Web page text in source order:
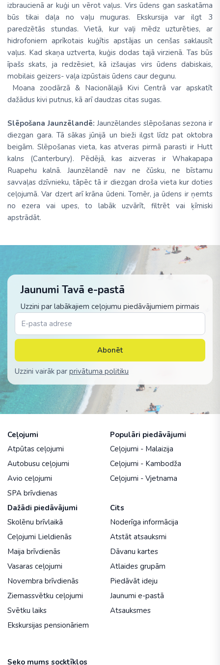
izbraucienā ar kuģi un vērot vaļus. Virs ūdens gan saskatāma
būs tikai daļa no vaļu muguras. Ekskursija var ilgt 3
paredzētās stundas. Vietā, kur vaļi mēdz uzturēties, ar
hidrofoniem aprīkotais kuģītis apstājas un cenšas saklausīt
vaļus. Kad skaņa uztverta, kuģis dodas tajā virzienā. Tas būs
īpašs skats, ja redzēsiet, kā izšaujas virs ūdens dabiskais,
mobilais geizers- vaļa izpūstais ūdens caur degunu.
Moana zoodārzā & Nacionālajā Kivi Centrā var apskatīt
dažādus kivi putnus, kā arī daudzas citas sugas.
Slēpošana Jaunzēlandē:Jaunzēlandes slēpošanas sezona ir
diezgan gara. Tā sākas jūnijā un bieži ilgst līdz pat oktobra
beigām. Slēpošanas vieta, kas atveras pirmā parasti ir Hutt
kalns (Canterbury). Pēdējā, kas aizveras ir Whakapapa
Ruapehu kalnā. Jaunzēlandē nav ne čūsku, ne bīstamu
savvaļas dzīvnieku, tāpēc tā ir diezgan droša vieta kur doties
ceļojumā. Var dzert arī krāna ūdeni. Tomēr, ja ūdens ir ņemts
no ezera vai upes, to labāk uzvārīt, filtrēt vai ķīmiski
apstrādāt.
Jaunumi Tavā e-pastā
Uzzini par labākajiem ceļojumu piedāvājumiem pirmais
Abonēt
Uzzini vairāk par privātuma politiku
Ceļojumi
Atpūtas ceļojumi
Autobusu ceļojumi
Avio ceļojumi
SPA brīvdienas
Populāri piedāvājumi
Ceļojumi - Malaizija
Ceļojumi - Kambodža
Ceļojumi - Vjetnama
Dažādi piedāvājumi
Skolēnu brīvlaikā
Ceļojumi Lieldienās
Maija brīvdienās
Vasaras ceļojumi
Novembra brīvdienās
Ziemassvētku ceļojumi
Svētku laiks
Ekskursijas pensionāriem
Cits
Noderīga informācija
Atstāt atsauksmi
Dāvanu kartes
Atlaides grupām
Piedāvāt ideju
Jaunumi e-pastā
Atsauksmes
Seko mums socktīklos